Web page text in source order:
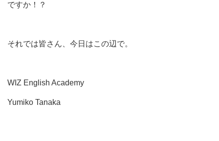
ですか！？
それでは皆さん、今日はこの辺で。
WIZ English Academy
Yumiko Tanaka